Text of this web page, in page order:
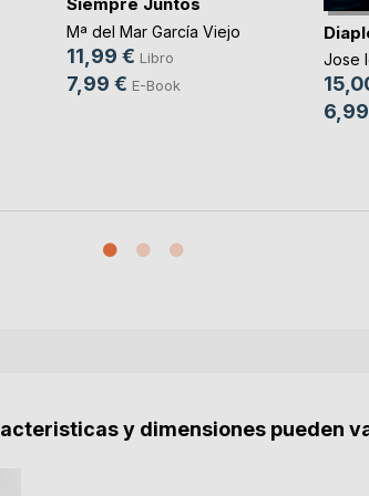
Siempre Juntos
Mª del Mar García Viejo
11,99 € Libro
7,99 € E-Book
Jose
y dimensiones pueden